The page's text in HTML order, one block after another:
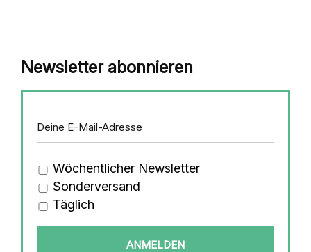
Newsletter abonnieren
Wöchentlicher Newsletter
Sonderversand
Täglich